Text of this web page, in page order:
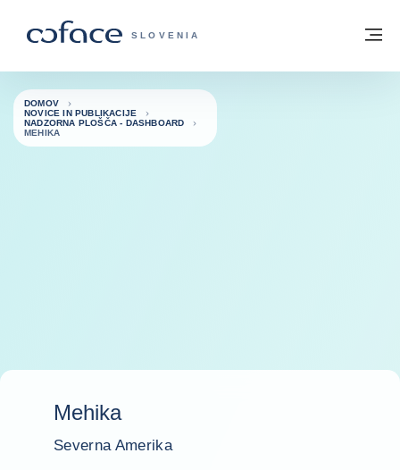
COFACE - ZAČETNA STRAN
SLOVENIA
Domov
DOMOV
NOVICE IN PUBLIKACIJE
NADZORNA PLOŠČA - DASHBOARD
MEHIKA
Mehika
Severna Amerika